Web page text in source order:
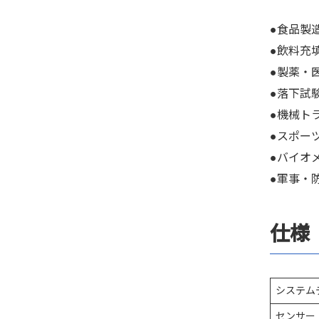
●食品製
●飲料充
●製薬・
●落下試
●機械ト
●スポー
●バイオ
●軍事・
仕様
システム
センサー